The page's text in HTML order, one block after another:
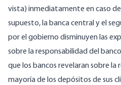
vista) inmediatamente en caso
supuesto, la banca central y el
por el gobierno disminuyen las
sobre la responsabilidad del
que los bancos revelaran sobre la
mayoría de los depósitos de sus